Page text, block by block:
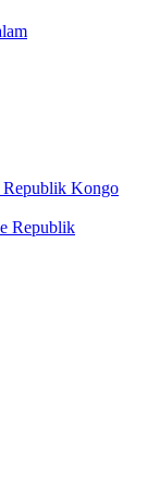
Republik Kongo
Republik